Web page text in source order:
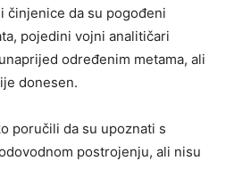
činjenice da su pogođeni
pojedini vojni analitičari
određenim metama, ali
donesen.
poručili da su upoznati s
postrojenju, ali nisu